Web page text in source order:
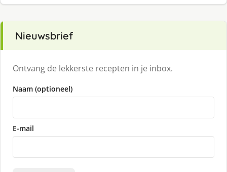
Nieuwsbrief
Ontvang de lekkerste recepten in je inbox.
Naam (optioneel)
E-mail